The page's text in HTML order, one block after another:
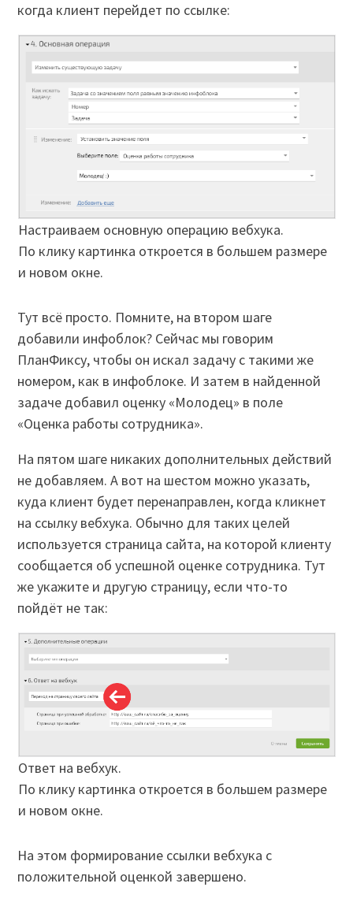
когда клиент перейдет по ссылке:
Настраиваем основную операцию вебхука.
По клику картинка откроется в большем размере
и новом окне.
Тут всё просто. Помните, на втором шаге
добавили инфоблок? Сейчас мы говорим
ПланФиксу, чтобы он искал задачу с такими же
номером, как в инфоблоке. И затем в найденной
задаче добавил оценку «Молодец» в поле
«Оценка работы сотрудника».
На пятом шаге никаких дополнительных действий
не добавляем. А вот на шестом можно указать,
куда клиент будет перенаправлен, когда кликнет
на ссылку вебхука. Обычно для таких целей
используется страница сайта, на которой клиенту
сообщается об успешной оценке сотрудника. Тут
же укажите и другую страницу, если что-то
пойдёт не так:
Ответ на вебхук.
По клику картинка откроется в большем размере
и новом окне.
На этом формирование ссылки вебхука с
положительной оценкой завершено.